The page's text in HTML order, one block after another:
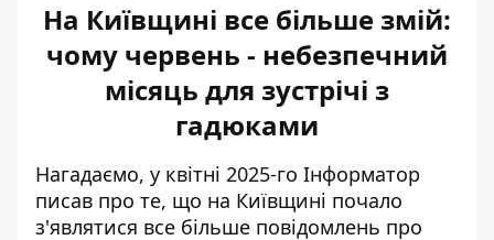
На Київщині все більше змій:
чому червень - небезпечний
місяць для зустрічі з
гадюками
Нагадаємо, у квітні 2025-го Інформатор
писав про те, що на Київщині почало
з'являтися все більше повідомлень про